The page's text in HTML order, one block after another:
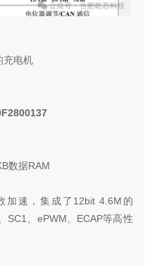
充电机
数据RAM
加速，集成了12bit 4.6M的
SC1、ePWM、ECAP等高性